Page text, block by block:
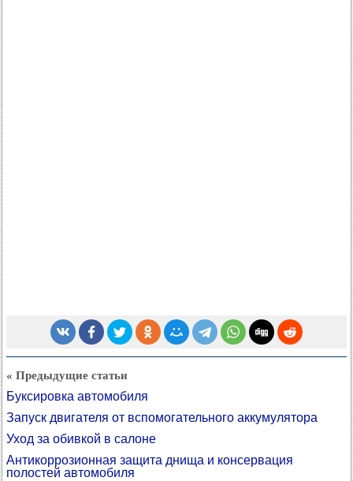
« Предыдущие статьи
Буксировка автомобиля
Запуск двигателя от вспомогательного аккумулятора
Уход за обивкой в салоне
Антикоррозионная защита днища и консервация
полостей автомобиля